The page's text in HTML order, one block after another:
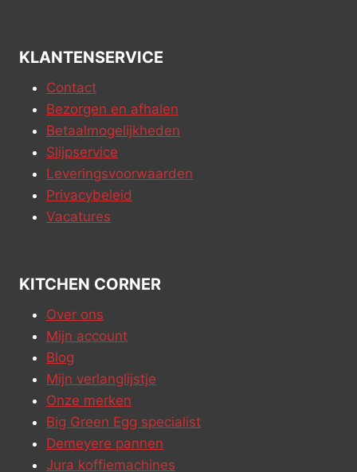
KLANTENSERVICE
Contact
Bezorgen en afhalen
Betaalmogelijkheden
Slijpservice
Leveringsvoorwaarden
Privacybeleid
Vacatures
KITCHEN CORNER
Over ons
Mijn account
Blog
Mijn verlanglijstje
Onze merken
Big Green Egg specialist
Demeyere pannen
Jura koffiemachines